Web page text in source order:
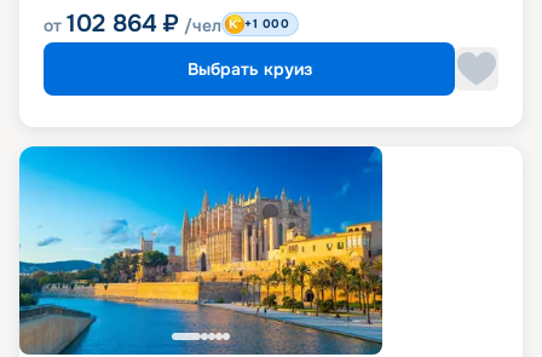
от 102 864 ₽ /чел +1 000
Выбрать круиз